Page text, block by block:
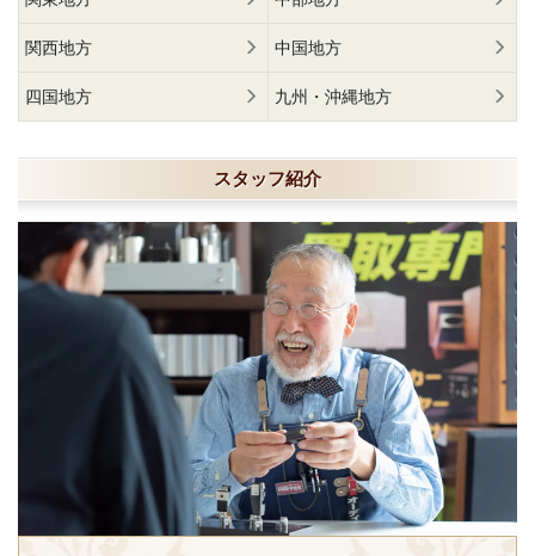
関西地方 中国地方
四国地方 九州・沖縄地方
スタッフ紹介